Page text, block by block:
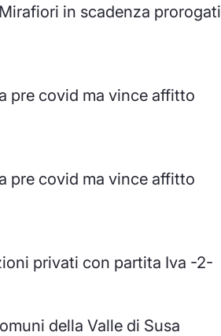
in scadenza prorogati
pre covid ma vince affitto
pre covid ma vince affitto
privati con partita Iva -2-
della Valle di Susa